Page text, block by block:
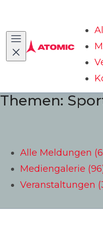
Themen:
Alle Meldungen
Mediengalerie
Veranstaltungen